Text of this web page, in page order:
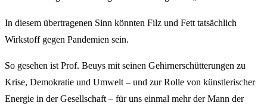
In diesem übertragenen Sinn könnten Filz und Fett tatsächlich
Wirkstoff gegen Pandemien sein.
So gesehen ist Prof. Beuys mit seinen Gehirnerschütterungen zu
Krise, Demokratie und Umwelt – und zur Rolle von künstlerischer
Energie in der Gesellschaft – für uns einmal mehr der Mann der